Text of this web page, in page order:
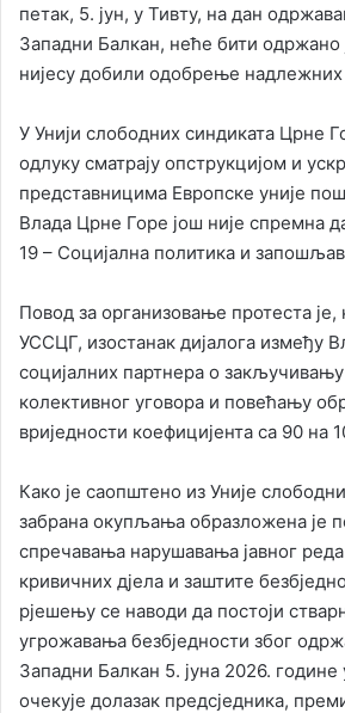
петак, 5. јун, у Тивту, на дан
Западни Балкан, неће бити одржано
нијесу добили одобрење надлежних
У Унији слободних синдиката Црне
одлуку сматрају опструкцијом и
представницима Европске уније
Влада Црне Горе још није спремна
19 – Социјална политика и
Повод за организовање протеста је,
УССЦГ, изостанак дијалога између
социјалних партнера о
колективног уговора и повећању
вриједности коефицијента са 90 на
Како је саопштено из Уније
забрана окупљања образложена је
спречавања нарушавања јавног
кривичних дјела и заштите
рјешењу се наводи да постоји
угрожавања безбједности због
Западни Балкан 5. јуна 2026. године
очекује долазак предсједника,